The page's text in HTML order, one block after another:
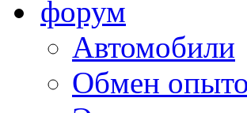
форум
Автомобили
Обмен